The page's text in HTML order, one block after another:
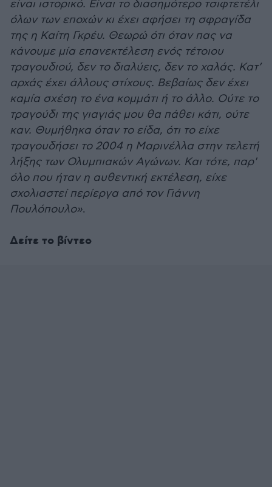
είναι ιστορικό. Είναι το διασημότερο τσιφτετέλι
όλων των εποχών κι έχει αφήσει τη σφραγίδα
της η Καίτη Γκρέυ. Θεωρώ ότι όταν πας να
κάνουμε μία επανεκτέλεση ενός τέτοιου
τραγουδιού, δεν το διαλύεις, δεν το χαλάς. Κατ’
αρχάς έχει άλλους στίχους. Βεβαίως δεν έχει
καμία σχέση το ένα κομμάτι ή το άλλο. Ούτε το
τραγούδι της γιαγιάς μου θα πάθει κάτι, ούτε
καν. Θυμήθηκα όταν το είδα, ότι το είχε
τραγουδήσει το 2004 η Μαρινέλλα στην τελετή
λήξης των Ολυμπιακών Αγώνων. Και τότε, παρ'
όλο που ήταν η αυθεντική εκτέλεση, είχε
σχολιαστεί περίεργα από τον Γιάννη
Πουλόπουλο».
Δείτε το βίντεο